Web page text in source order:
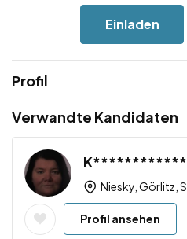
Einladen
Profil
Verwandte Kandidaten
Niesky, Görlitz,
Profil ansehen